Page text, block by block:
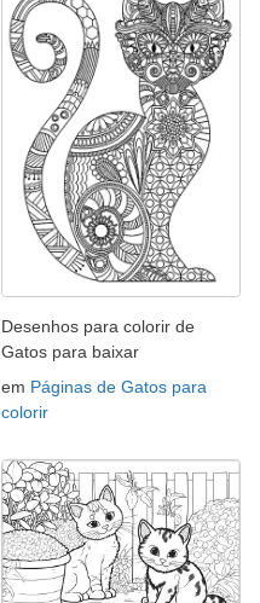
Desenhos para colorir de
Gatos para baixar
em Páginas de Gatos para
colorir